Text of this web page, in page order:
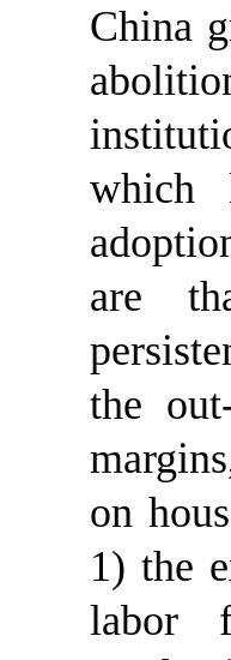
China
which
are
the
on
1) the
labor